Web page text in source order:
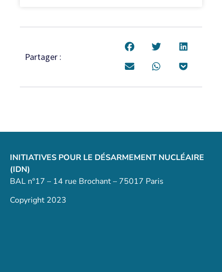
Partager :
INITIATIVES POUR LE DÉSARMEMENT NUCLÉAIRE
(IDN)
BAL n°17 – 14 rue Brochant – 75017 Paris
Copyright 2023